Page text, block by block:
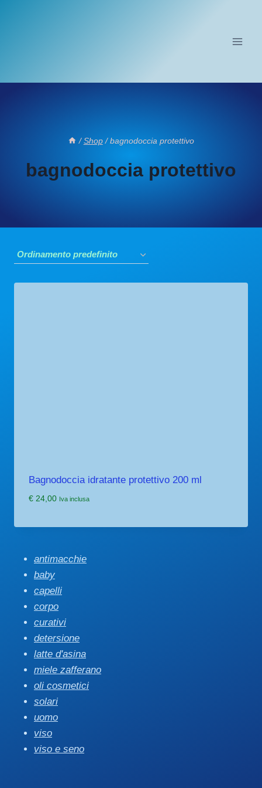
/ Shop / bagnodoccia protettivo
bagnodoccia protettivo
Bagnodoccia idratante protettivo 200 ml
€24,00 Iva inclusa
antimacchie
baby
capelli
corpo
curativi
detersione
latte d'asina
miele zafferano
oli cosmetici
solari
uomo
viso
viso e seno